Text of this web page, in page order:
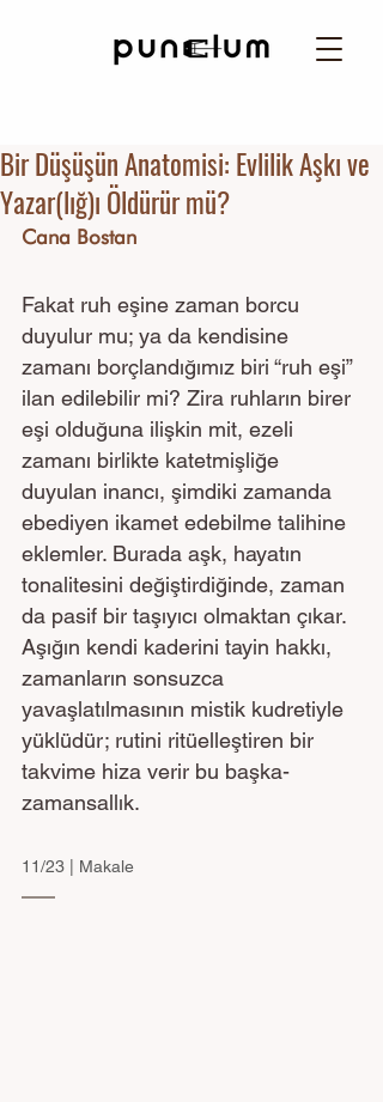
Bir Düşüşün Anatomisi: Evlilik Aşkı ve
Yazar(lığ)ı Öldürür mü?
Cana Bostan
Fakat ruh eşine zaman borcu
duyulur mu; ya da kendisine
zamanı borçlandığımız biri “ruh eşi”
ilan edilebilir mi? Zira ruhların birer
eşi olduğuna ilişkin mit, ezeli
zamanı birlikte katetmişliğe
duyulan inancı, şimdiki zamanda
ebediyen ikamet edebilme talihine
eklemler. Burada aşk, hayatın
tonalitesini değiştirdiğinde, zaman
da pasif bir taşıyıcı olmaktan çıkar.
Aşığın kendi kaderini tayin hakkı,
zamanların sonsuzca
yavaşlatılmasının mistik kudretiyle
yüklüdür; rutini ritüelleştiren bir
takvime hiza verir bu başka-
zamansallık.
11/23 | Makale